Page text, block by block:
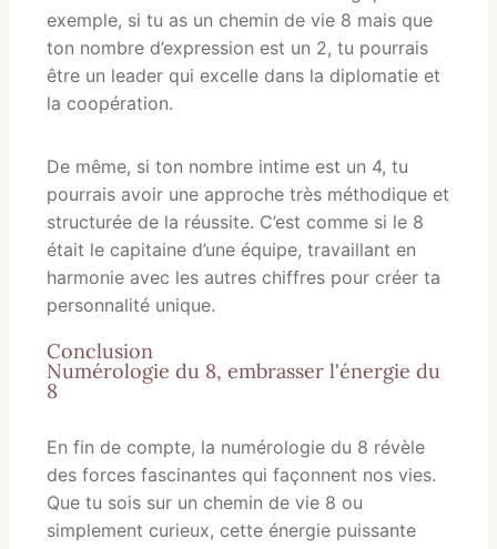
exemple, si tu as un chemin de vie 8 mais que
ton nombre d’expression est un 2, tu pourrais
être un leader qui excelle dans la diplomatie et
la coopération.
De même, si ton nombre intime est un 4, tu
pourrais avoir une approche très méthodique et
structurée de la réussite. C’est comme si le 8
était le capitaine d’une équipe, travaillant en
harmonie avec les autres chiffres pour créer ta
personnalité unique.
Conclusion
Numérologie du 8, embrasser l'énergie du
8
En fin de compte, la numérologie du 8 révèle
des forces fascinantes qui façonnent nos vies.
Que tu sois sur un chemin de vie 8 ou
simplement curieux, cette énergie puissante